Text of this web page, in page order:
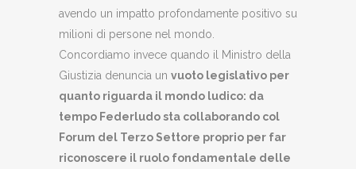
avendo un impatto profondamente positivo su
milioni di persone nel mondo.
Concordiamo invece quando il Ministro della
Giustizia denuncia un vuoto legislativo per
quanto riguarda il mondo ludico: da
tempo Federludo sta collaborando col
Forum del Terzo Settore proprio per far
riconoscere il ruolo fondamentale delle